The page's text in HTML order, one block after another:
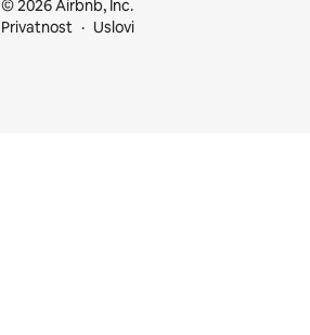
© 2026 Airbnb, Inc.
Privatnost
Uslovi